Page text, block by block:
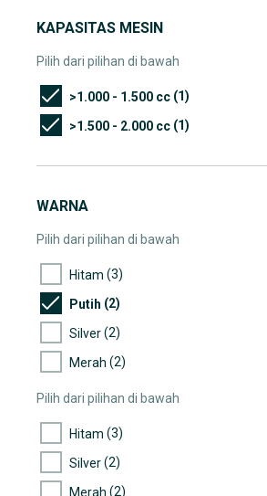
KAPASITAS MESIN
Pilih dari pilihan di bawah
>1.000 - 1.500 cc (1)
>1.500 - 2.000 cc (1)
WARNA
Pilih dari pilihan di bawah
Hitam (3)
Putih (2)
Silver(2)
Merah (2)
Pilih dari pilihan di bawah
Hitam (3)
Silver(2)
Merah (2)